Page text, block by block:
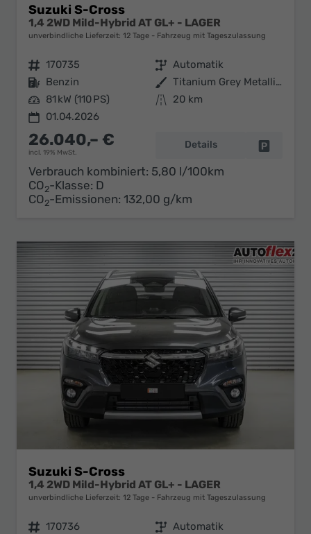
Suzuki S-Cross
1,4 2WD Mild-Hybrid AT GL+ - LAGER
unverbindliche Lieferzeit: 12 Tage Fahrzeug mit Tageszulassung
Fahrzeugnr. 170735 Getriebe Automatik
Kraftstoff Benzin Außenfarbe
Titanium Grey Metallic (ZZZ)
Leistung 81 kW (110 PS) Kilometerstand
20 km
01.04.2026
26.040,– €
incl. 19% MwSt.
Details
Verbrauch kombiniert: 5,80 l/100km
CO2-Klasse: D
CO2-Emissionen: 132,00 g/km
Suzuki S-Cross
1,4 2WD Mild-Hybrid AT GL+ - LAGER
unverbindliche Lieferzeit: 12 Tage Fahrzeug mit Tageszulassung
Fahrzeugnr. 170736 Getriebe Automatik